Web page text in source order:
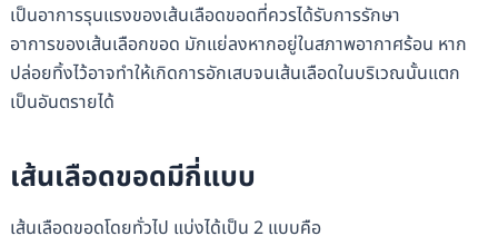
เป็นอาการรุนแรงของเส้นเลือดขอดที่ควรได้รับการรักษา
อาการของเส้นเลือกขอด มักแย่ลงหากอยู่ในสภาพอากาศร้อน หาก
ปล่อยทิ้งไว้อาจทำให้เกิดการอักเสบจนเส้นเลือดในบริเวณนั้นแตก
เป็นอันตรายได้
เส้นเลือดขอดมีกี่แบบ
เส้นเลือดขอดโดยทั่วไป แบ่งได้เป็น 2 แบบคือ